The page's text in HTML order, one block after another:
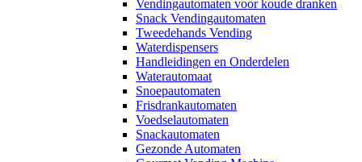
Vendingautomaten voor koude dranken
Snack Vendingautomaten
Tweedehands Vending
Waterdispensers
Handleidingen en Onderdelen
Waterautomaat
Snoepautomaten
Frisdrankautomaten
Voedselautomaten
Snackautomaten
Gezonde Automaten